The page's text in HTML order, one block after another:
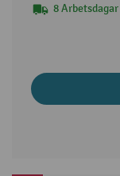
8 Arbetsdagar